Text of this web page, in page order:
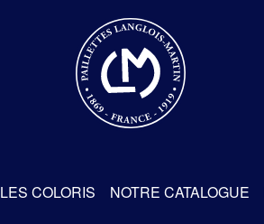
LES COLORIS NOTRE CATALOGUE